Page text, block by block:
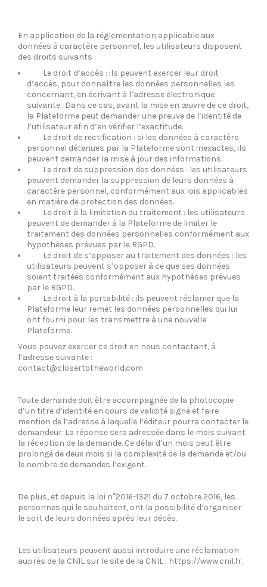
En application de la réglementation applicable aux
données à caractère personnel, les utilisateurs disposent
des droits suivants :
Le droit d’accès : ils peuvent exercer leur droit
d’accès, pour connaître les données personnelles les
concernant, en écrivant à l’adresse électronique
suivante . Dans ce cas, avant la mise en œuvre de ce droit,
la Plateforme peut demander une preuve de l’identité de
l’utilisateur afin d’en vérifier l’exactitude.
Le droit de rectification : si les données à caractère
personnel détenues par la Plateforme sont inexactes, ils
peuvent demander la mise à jour des informations.
Le droit de suppression des données : les utilisateurs
peuvent demander la suppression de leurs données à
caractère personnel, conformément aux lois applicables
en matière de protection des données.
Le droit à la limitation du traitement : les utilisateurs
peuvent de demander à la Plateforme de limiter le
traitement des données personnelles conformément aux
hypothèses prévues par le RGPD.
Le droit de s’opposer au traitement des données : les
utilisateurs peuvent s’opposer à ce que ses données
soient traitées conformément aux hypothèses prévues
par le RGPD.
Le droit à la portabilité : ils peuvent réclamer que la
Plateforme leur remet les données personnelles qui lui
ont fourni pour les transmettre à une nouvelle
Plateforme.
Vous pouvez exercer ce droit en nous contactant, à
l’adresse suivante :
contact@closertotheworld.com
Toute demande doit être accompagnée de la photocopie
d’un titre d’identité en cours de validité signé et faire
mention de l’adresse à laquelle l’éditeur pourra contacter le
demandeur. La réponse sera adressée dans le mois suivant
la réception de la demande. Ce délai d’un mois peut être
prolongé de deux mois si la complexité de la demande et/ou
le nombre de demandes l’exigent.
De plus, et depuis la loi n°2016-1321 du 7 octobre 2016, les
personnes qui le souhaitent, ont la possibilité d’organiser
le sort de leurs données après leur décès.
Les utilisateurs peuvent aussi introduire une réclamation
auprès de la CNIL sur le site de la CNIL : https://www.cnil.fr.